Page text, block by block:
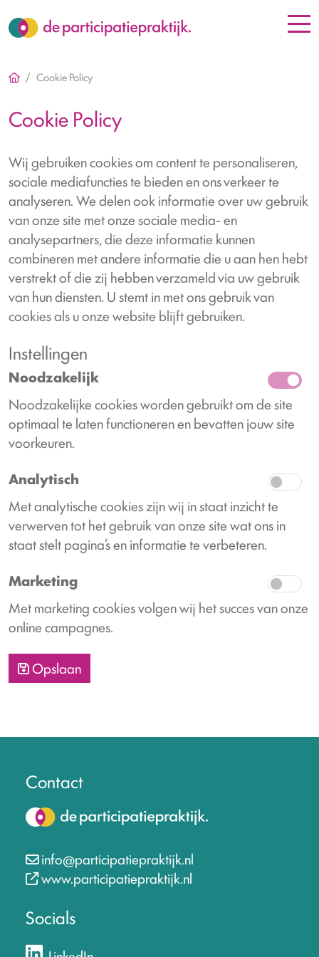
Cookie Policy
Cookie Policy
Wij gebruiken cookies om content te personaliseren,
sociale mediafuncties te bieden en ons verkeer te
analyseren. We delen ook informatie over uw gebruik
van onze site met onze sociale media- en
analysepartners, die deze informatie kunnen
combineren met andere informatie die u aan hen hebt
verstrekt of die zij hebben verzameld via uw gebruik
van hun diensten. U stemt in met ons gebruik van
cookies als u onze website blijft gebruiken.
Instellingen
Noodzakelijk
Noodzakelijke cookies worden gebruikt om de site
optimaal te laten functioneren en bevatten jouw site
voorkeuren.
Analytisch
Met analytische cookies zijn wij in staat inzicht te
verwerven tot het gebruik van onze site wat ons in
staat stelt pagina’s en informatie te verbeteren.
Marketing
Met marketing cookies volgen wij het succes van onze
online campagnes.
Opslaan
Contact
info@participatiepraktijk.nl
www.participatiepraktijk.nl
Socials